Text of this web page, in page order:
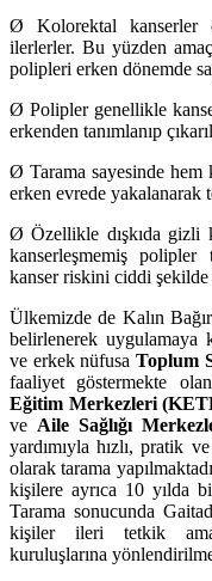
Ø Kolorektal kanserler
ilerlerler. Bu yüzden
polipleri erken dönemde
Ø Polipler genellikle
erkenden tanımlanıp
Ø Tarama sayesinde hem
erken evrede yakalanarak
Ø Özellikle dışkıda gizli
kanserleşmemiş
kanser riskini ciddi şekilde
Ülkemizde de Kalın
belirlenerek uygulamaya
ve erkek nüfusa Toplum
faaliyet göstermekte
Eğitim Merkezleri
ve Aile Sağlığı
yardımıyla hızlı, pratik
olarak tarama
kişilere ayrıca 10 yılda
Tarama sonucunda
kişiler ileri tetkik
kuruluşlarına